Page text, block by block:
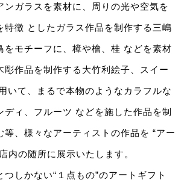
ンガラスを素材に、周りの光や空気を
特徴 としたガラス作品を制作する三嶋
をモチーフに、樟や檜、桂 などを素材
彫作品を制作する大竹利絵子、スイー
いて、まるで本物のようなカラフルな
ディ、フルーツ などを施した作品を制
等、様々なアーティストの作品を “アー
内の随所に展示いたします。
しかない“１点もの”のアートギフト